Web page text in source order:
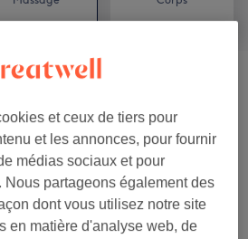
(11) à partir de 41 €
67 €
à partir de 20 €
et ceux de tiers pour
et les annonces, pour fournir
médias sociaux et pour
Nous partageons également des
dont vous utilisez notre site
en matière d'analyse web, de